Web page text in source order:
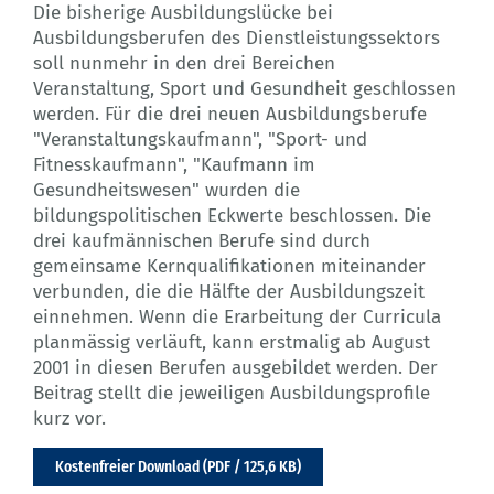
Die bisherige Ausbildungslücke bei
Ausbildungsberufen des Dienstleistungssektors
soll nunmehr in den drei Bereichen
Veranstaltung, Sport und Gesundheit geschlossen
werden. Für die drei neuen Ausbildungsberufe
"Veranstaltungskaufmann", "Sport- und
Fitnesskaufmann", "Kaufmann im
Gesundheitswesen" wurden die
bildungspolitischen Eckwerte beschlossen. Die
drei kaufmännischen Berufe sind durch
gemeinsame Kernqualifikationen miteinander
verbunden, die die Hälfte der Ausbildungszeit
einnehmen. Wenn die Erarbeitung der Curricula
planmässig verläuft, kann erstmalig ab August
2001 in diesen Berufen ausgebildet werden. Der
Beitrag stellt die jeweiligen Ausbildungsprofile
kurz vor.
Kostenfreier Download (PDF / 125,6 KB)